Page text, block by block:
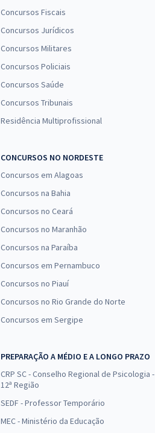
Concursos Fiscais
Concursos Jurídicos
Concursos Militares
Concursos Policiais
Concursos Saúde
Concursos Tribunais
Residência Multiprofissional
CONCURSOS NO NORDESTE
Concursos em Alagoas
Concursos na Bahia
Concursos no Ceará
Concursos no Maranhão
Concursos na Paraíba
Concursos em Pernambuco
Concursos no Piauí
Concursos no Rio Grande do Norte
Concursos em Sergipe
PREPARAÇÃO A MÉDIO E A LONGO PRAZO
CRP SC - Conselho Regional de Psicologia -
12ª Região
SEDF - Professor Temporário
MEC - Ministério da Educação